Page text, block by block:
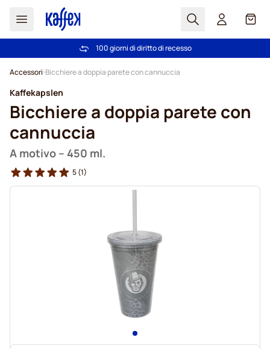
Search
Spedizione Gratuita oltre 49 €
100 giorni di diritto di recesso
Accessori Bicchiere a doppia parete con cannuccia
Kaffekapslen
Bicchiere a doppia parete con
cannuccia
A motivo – 450 ml.
5(1)